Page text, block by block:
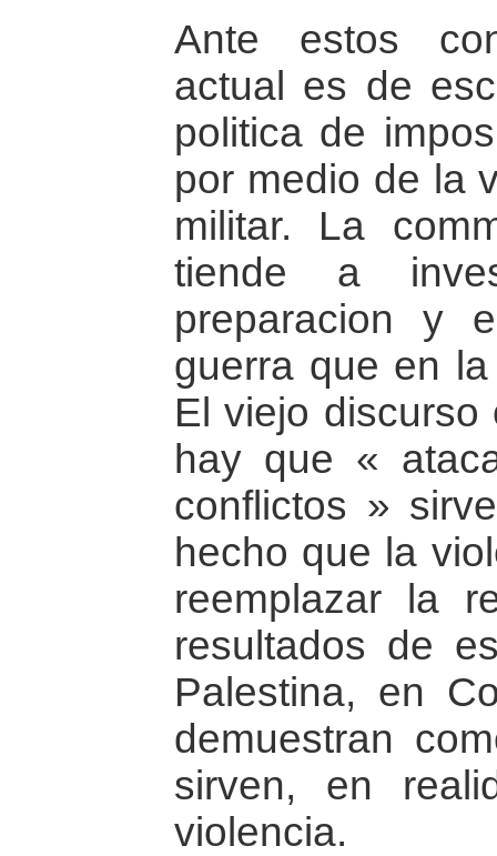
Ante estos
actual es de
politica de
por medio de la
militar. La
tiende a
preparacion y
guerra que en
El viejo
hay que «
conflictos »
hecho que la
reemplazar la
resultados de
Palestina, en
demuestran
sirven, en
violencia.